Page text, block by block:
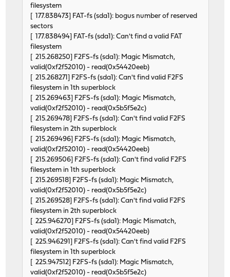
filesystem
[ 177.838473] FAT-fs (sda1): bogus number of reserved
sectors
[ 177.838494] FAT-fs (sda1): Can't find a valid FAT
filesystem
[ 215.268250] F2FS-fs (sda1): Magic Mismatch,
valid(0xf2f52010) - read(0x54420eeb)
[ 215.268271] F2FS-fs (sda1): Can't find valid F2FS
filesystem in 1th superblock
[ 215.269463] F2FS-fs (sda1): Magic Mismatch,
valid(0xf2f52010) - read(0x5b5f5e2c)
[ 215.269478] F2FS-fs (sda1): Can't find valid F2FS
filesystem in 2th superblock
[ 215.269496] F2FS-fs (sda1): Magic Mismatch,
valid(0xf2f52010) - read(0x54420eeb)
[ 215.269506] F2FS-fs (sda1): Can't find valid F2FS
filesystem in 1th superblock
[ 215.269518] F2FS-fs (sda1): Magic Mismatch,
valid(0xf2f52010) - read(0x5b5f5e2c)
[ 215.269528] F2FS-fs (sda1): Can't find valid F2FS
filesystem in 2th superblock
[ 225.946270] F2FS-fs (sda1): Magic Mismatch,
valid(0xf2f52010) - read(0x54420eeb)
[ 225.946291] F2FS-fs (sda1): Can't find valid F2FS
filesystem in 1th superblock
[ 225.947512] F2FS-fs (sda1): Magic Mismatch,
valid(0xf2f52010) - read(0x5b5f5e2c)